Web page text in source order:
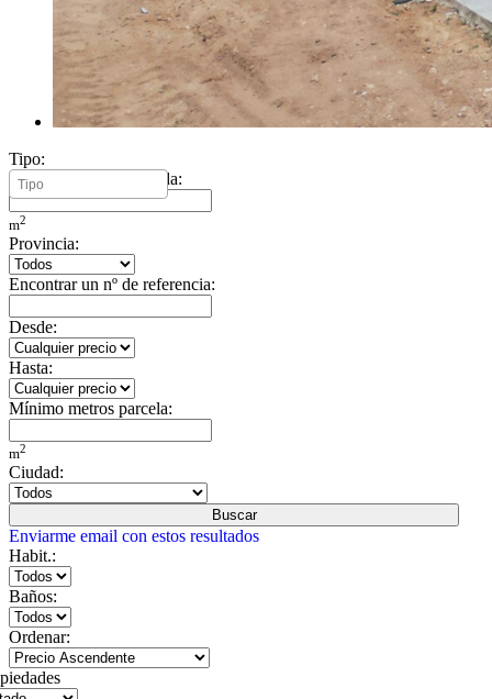
Tipo:
Mínimo metros vivienda:
m2
Provincia:
Encontrar un nº de referencia:
Desde:
Hasta:
Mínimo metros parcela:
m2
Ciudad:
Buscar
Enviarme email con estos resultados
Habit.:
Baños:
Ordenar: